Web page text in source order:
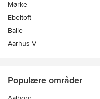
Mørke
Ebeltoft
Balle
Aarhus V
Populære områder